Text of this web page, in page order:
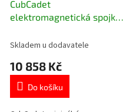
CubCadet
elektromagnetická spojka
717-05209
Skladem u dodavatele
10 858 Kč
Do košíku